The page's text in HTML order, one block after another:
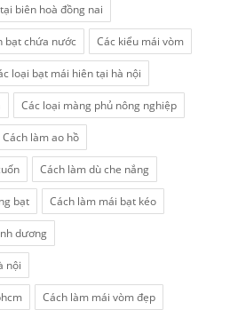
biên hoà đồng nai
bạt chứa nước Các kiểu mái vòm
loại bạt mái hiên tại hà nội
Các loại màng phủ nông nghiệp
Cách làm ao hồ
Cách làm dù che nắng
bạt Cách làm mái bạt kéo
dương
nội
Cách làm mái vòm đẹp